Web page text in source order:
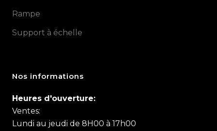
Rampe
Support à échelle
Nos informations
Heures d'ouverture:
Ventes:
Lundi au jeudi de 8H00 à 17h00